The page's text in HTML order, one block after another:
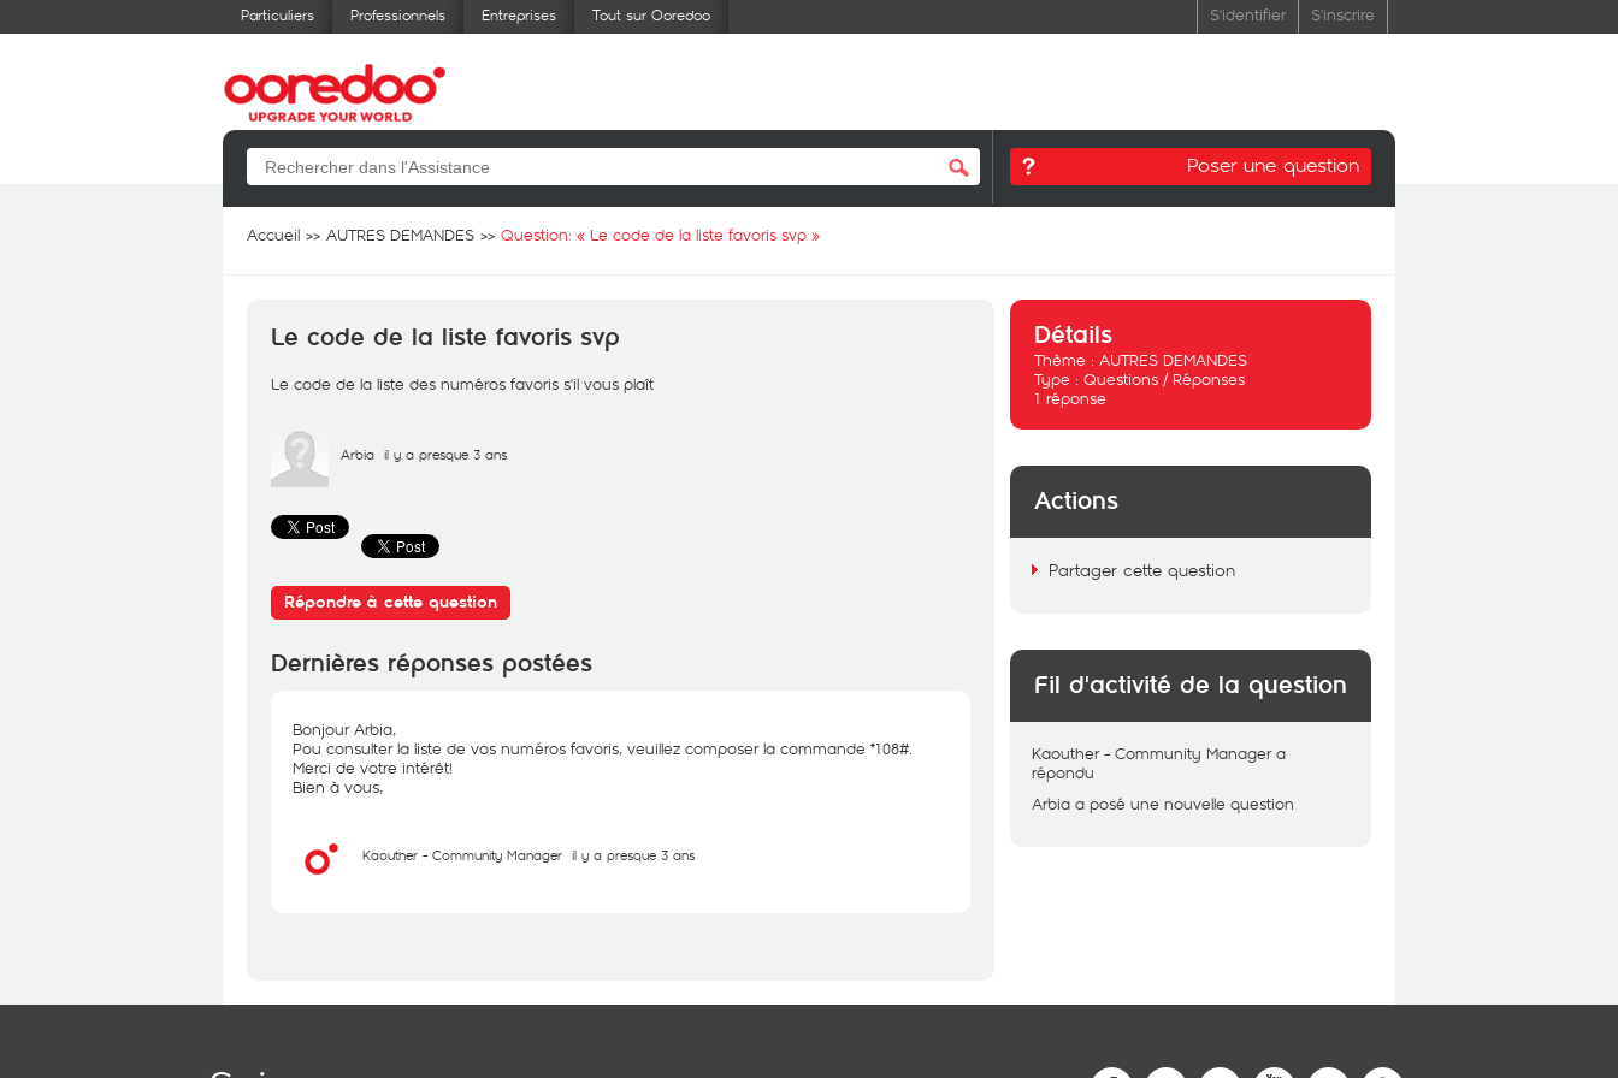
Particuliers Professionnels Entreprises Tout sur Ooredoo S'identifier S'inscrire
Poser une question
Accueil AUTRES DEMANDES Question: « Le code de la liste favoris svp »
Le code de la liste favoris svp
Le code de la liste des numéros favoris s'il vous plaît
Arbia il y a presque 3 ans
Répondre à cette question
Dernières réponses postées
Bonjour Arbia,
Pou consulter la liste de vos numéros favoris, veuillez composer la commande *108#.
Merci de votre intérêt!
Bien à vous,
Kaouther - Community Manager il y a presque 3 ans
Détails
Thème : AUTRES DEMANDES
Type : Questions / Réponses
1 réponse
Actions
Partager cette question
Fil d'activité de la question
Kaouther - Community Manager a
répondu
Arbia a posé une nouvelle question